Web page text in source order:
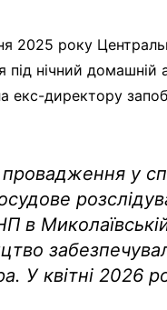
2025 року
нічний домашній
екс-директору
у
в
У квітні 2026